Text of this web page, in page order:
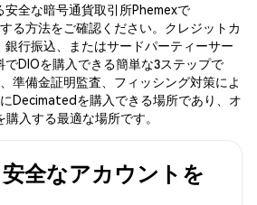
全な暗号通貨取引所Phemexで
る方法をご確認ください。クレジットカ
行振込、またはサードパーティーサー
でDIOを購入できる簡単な3ステップで
準備金証明監査、フィッシング対策によ
Decimatedを購入できる場所であり、オ
入する最適な場所です。
全なアカウントを